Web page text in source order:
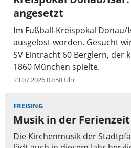
angesetzt
Im Fußball-Kreispokal Donau/
ausgelost worden. Gesucht
SV Eintracht 60 Berglern, der
1860 München spielte.
23.07.2026 07:58 Uhr
FREISING
Musik in der Ferienzeit
Die Kirchenmusik der